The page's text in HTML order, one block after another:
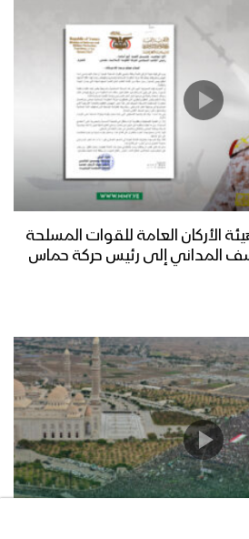
الأركان العامة للقوات المسلحة
يوسف المداني إلى رئيس حركة حماس